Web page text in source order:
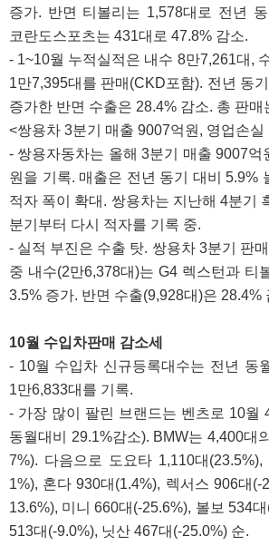
증가. 반면 티볼리는 1,578대로 전년
코란도스포츠는 431대로 47.8% 감소.
- 1~10월 누적실적은 내수 8만7,261대,
1만7,395대를 판매(CKD포함). 전년 동
증가한 반면 수출은 28.4% 감소. 총 판매
<쌍용차 3분기 매출 9007억원, 영업손실
- 쌍용자동차는 올해 3분기 매출 9007억
원을 기록. 매출은 전년 동기 대비 5.9%
적자 폭이 확대. 쌍용차는 지난해 4분기
분기부터 다시 적자를 기록 중.
- 실적 부진은 수출 탓. 쌍용차 3분기 판
중 내수(2만6,378대)는 G4 렉스턴과 티
3.5% 증가. 반면 수출(9,928대)은 28.4%
10월 수입차판매 감소세
- 10월 수입차 신규등록대수는 전년 동
1만6,833대를 기록.
- 가장 많이 팔린 브랜드는 벤츠로 10월
동월대비 29.1%감소). BMW는 4,400대
7%). 다음으로 도요타 1,110대(23.5%),
1%), 혼다 930대(1.4%), 렉서스 906대(-
13.6%), 미니 660대(-25.6%), 볼보 534
513대(-9.0%), 닛산 467대(-25.0%) 순.